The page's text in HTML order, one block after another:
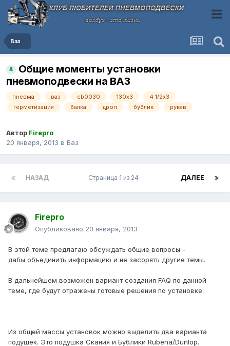
Ваз
Общие моменты установки
пневмоподвески на ВАЗ
пневма ваз cb0030 130х3
4 1/2х3
герметизация
балка дроп бублик рукав
Автор Firepro
20 января, 2013 в Ваз
НАЗАД ДАЛЕЕ
Страница 1 из 24
Firepro
Опубликовано 20 января, 2013
В этой теме предлагаю обсуждать общие вопросы -
дабы объединить информацию и не засорять другие темы.
В дальнейшем возможен вариант создания FAQ по данной
теме, где будут отражены готовые решения по установке.
Из общей массы установок можно выделить два варианта
подушек. Это подушка Скания и Бублики Rubena/Dunlop.